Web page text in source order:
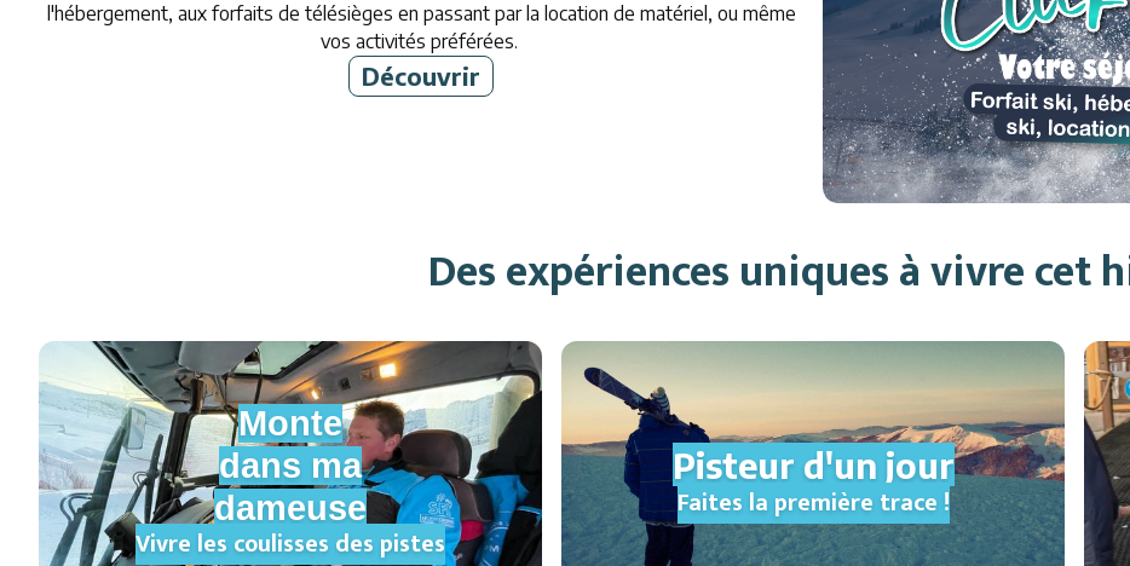
l'hébergement, aux forfaits de télésièges en passant par la location de matériel, ou même
vos activités préférées.
Découvrir
Des expériences uniques à vivre cet
Monte
dans ma
dameuse
Vivre les coulisses des pistes
Pisteur d'un jour
Faites la première trace !